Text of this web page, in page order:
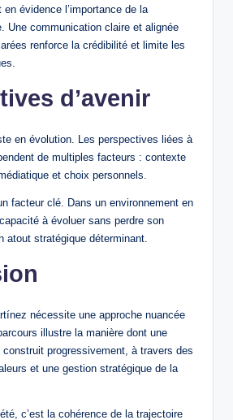
évidence l’importance de la
Une communication claire et alignée
renforce la crédibilité et limite les
d’avenir
en évolution. Les perspectives liées à
de multiples facteurs : contexte
et choix personnels.
facteur clé. Dans un environnement en
à évoluer sans perdre son
atout stratégique déterminant.
nécessite une approche nuancée
illustre la manière dont une
progressivement, à travers des
et une gestion stratégique de la
c’est la cohérence de la trajectoire